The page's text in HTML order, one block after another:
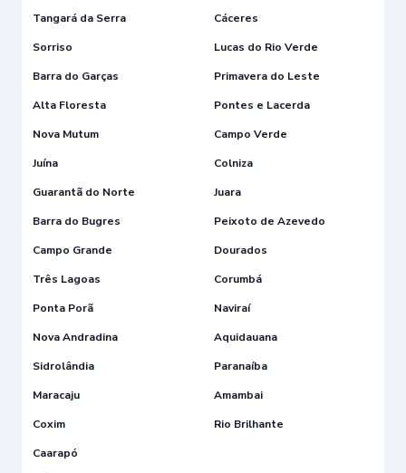
Tangará da Serra
Cáceres
Sorriso
Lucas do Rio Verde
Barra do Garças
Primavera do Leste
Alta Floresta
Pontes e Lacerda
Nova Mutum
Campo Verde
Juína
Colniza
Guarantã do Norte
Juara
Barra do Bugres
Peixoto de Azevedo
Campo Grande
Dourados
Três Lagoas
Corumbá
Ponta Porã
Naviraí
Nova Andradina
Aquidauana
Sidrolândia
Paranaíba
Maracaju
Amambai
Coxim
Rio Brilhante
Caarapó